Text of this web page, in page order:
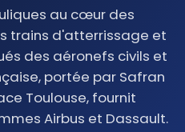
au cœur des
trains d'atterrissage et
des aéronefs civils et
portée par Safran
Toulouse, fournit
Airbus et Dassault.